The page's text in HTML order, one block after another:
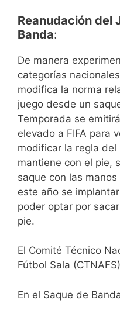
Reanudación del
Banda:
De manera
categorías
modifica la norma
juego desde un
Temporada se
elevado a FIFA para
modificar la regla
mantiene con el pie,
saque con las
este año se
poder optar por
pie.
El Comité Técnico
Fútbol Sala
En el Saque de